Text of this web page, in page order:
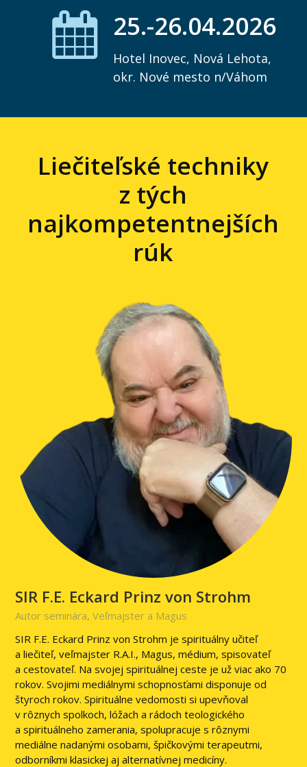
25.-26.04.2026
Hotel Inovec, Nová Lehota,
okr. Nové mesto n/Váhom
Liečiteľské techniky
z tých
najkompetentnejších
rúk
SIR F.E. Eckard Prinz von Strohm
Autor seminára, Veľmajster a Magus
SIR F.E. Eckard Prinz von Strohm je spirituálny učiteľ
a liečiteľ, veľmajster R.A.I., Magus, médium, spisovateľ
a cestovateľ. Na svojej spirituálnej ceste je už viac ako 70
rokov. Svojimi mediálnymi schopnosťami disponuje od
štyroch rokov. Spirituálne vedomosti si upevňoval
v rôznych spolkoch, lóžach a rádoch teologického
a spirituálneho zamerania, spolupracuje s rôznymi
mediálne nadanými osobami, špičkovými terapeutmi,
odborníkmi klasickej aj alternatívnej medicíny.